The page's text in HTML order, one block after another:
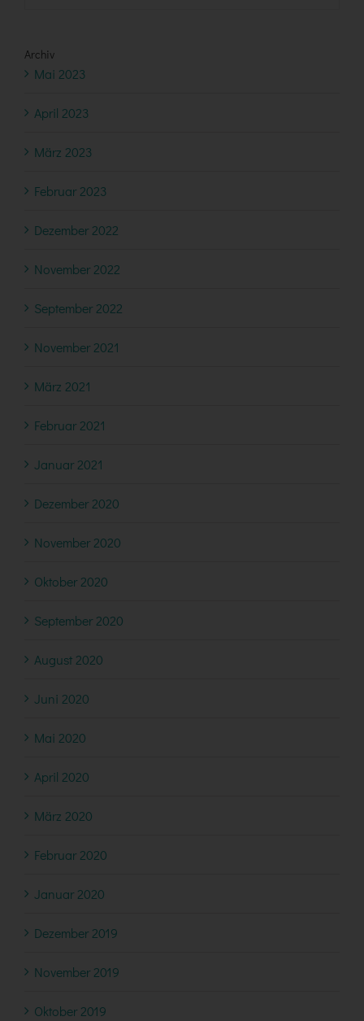
Archiv
Mai 2023
April 2023
März 2023
Februar 2023
Dezember 2022
November 2022
September 2022
November 2021
März 2021
Februar 2021
Januar 2021
Dezember 2020
November 2020
Oktober 2020
September 2020
August 2020
Juni 2020
Mai 2020
April 2020
März 2020
Februar 2020
Januar 2020
Dezember 2019
November 2019
Oktober 2019